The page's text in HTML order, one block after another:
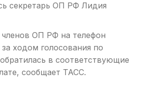
секретарь ОП РФ Лидия
членов ОП РФ на телефон
ходом голосования по
в соответствующие
сообщает ТАСС.